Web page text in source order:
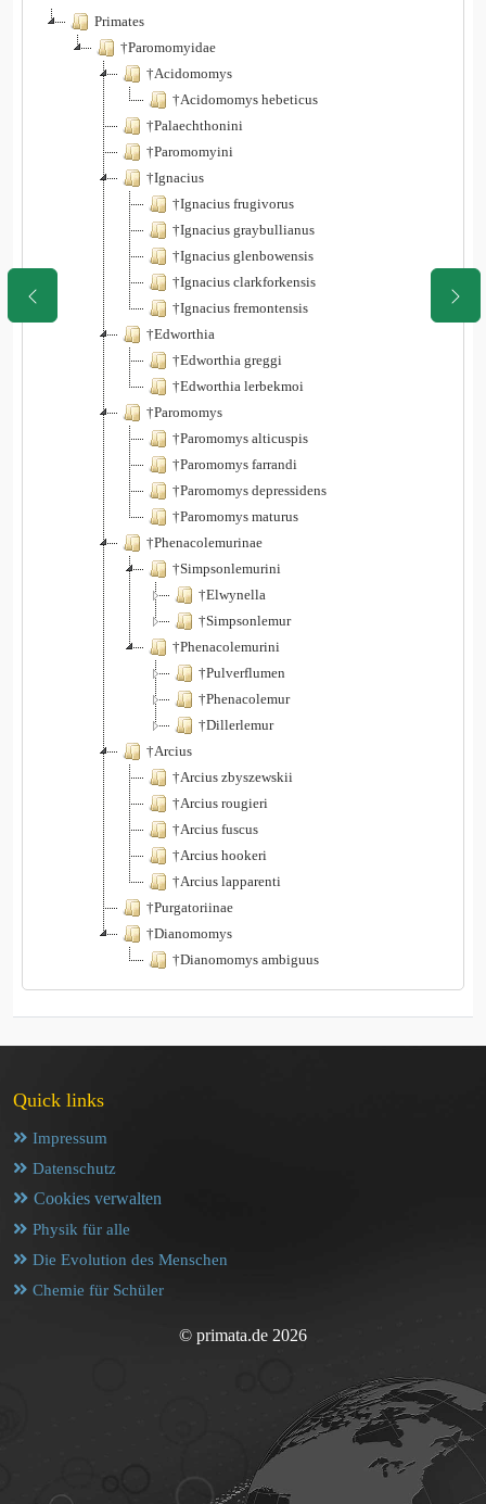
Primates
†Paromomyidae
†Acidomomys
†Acidomomys hebeticus
†Palaechthonini
†Paromomyini
†Ignacius
†Ignacius frugivorus
†Ignacius graybullianus
†Ignacius glenbowensis
†Ignacius clarkforkensis
†Ignacius fremontensis
†Edworthia
†Edworthia greggi
†Edworthia lerbekmoi
†Paromomys
†Paromomys alticuspis
†Paromomys farrandi
†Paromomys depressidens
†Paromomys maturus
†Phenacolemurinae
†Simpsonlemurini
†Elwynella
†Simpsonlemur
†Phenacolemurini
†Pulverflumen
†Phenacolemur
†Dillerlemur
†Arcius
†Arcius zbyszewskii
†Arcius rougieri
†Arcius fuscus
†Arcius hookeri
†Arcius lapparenti
†Purgatoriinae
†Dianomomys
†Dianomomys ambiguus
Quick links
Impressum
Datenschutz
Cookies verwalten
Physik für alle
Die Evolution des Menschen
Chemie für Schüler
© primata.de 2026